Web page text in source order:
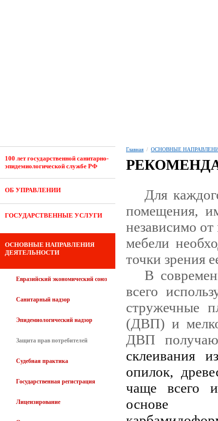
100 лет государственной санитарно-
эпидемиологической службе РФ
ОБ УПРАВЛЕНИИ
ГОСУДАРСТВЕННЫЕ УСЛУГИ
ОСНОВНЫЕ НАПРАВЛЕНИЯ
ДЕЯТЕЛЬНОСТИ
Евразийский экономический союз
Санитарный надзор
Эпидемиологический надзор
Защита прав потребителей
Судебная практика
Государственная регистрация
Лицензирование
Главная / ОСНОВНЫЕ
Для
помещения,
независимо
мебели
точки зрения
В
всего
стружечные
(ДВП) и
ДВП
склеивания
опилок,
чаще всего
основе